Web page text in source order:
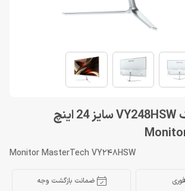
مانیتور مسترتک VY248HSW سایز 24 اینچ
Monitor MasterTech VY248HSW
ضمانت بازگشت وجه